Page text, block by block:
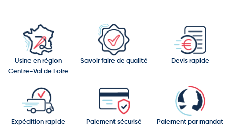
Usine en région
Centre-Val de Loire
Savoir faire de qualité Devis rapide
Expédition rapide Paiement sécurisé
Paiement par mandat